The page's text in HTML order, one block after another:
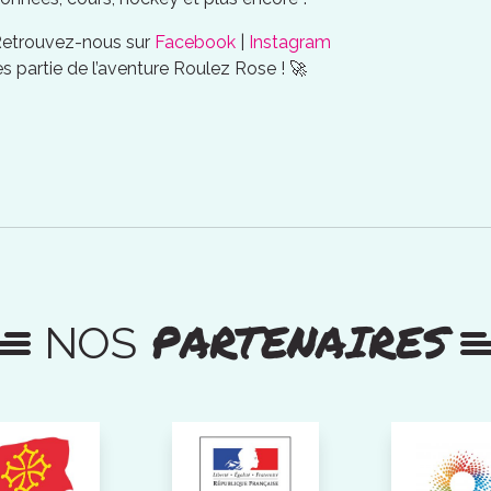
nous sur Facebook
Instagram
partie de l’aventure Roulez Rose ! 🚀
NOSPARTENAIRES